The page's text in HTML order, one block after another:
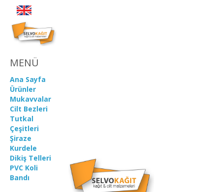
MENÜ
Ana Sayfa
Ürünler
Mukavvalar
Cilt Bezleri
Tutkal
Çeşitleri
Şiraze
Kurdele
Dikiş Telleri
PVC Koli
Bandı